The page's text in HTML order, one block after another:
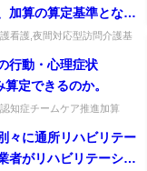
加算の算定基準となる
個に算出すべきか。両
寄せてカウントするこ
看護,夜間対応型訪問介護基
行動・心理症状
定できるのか。
知症チームケア推進加算
々に通所リハビリテー
者がリハビリテーショ